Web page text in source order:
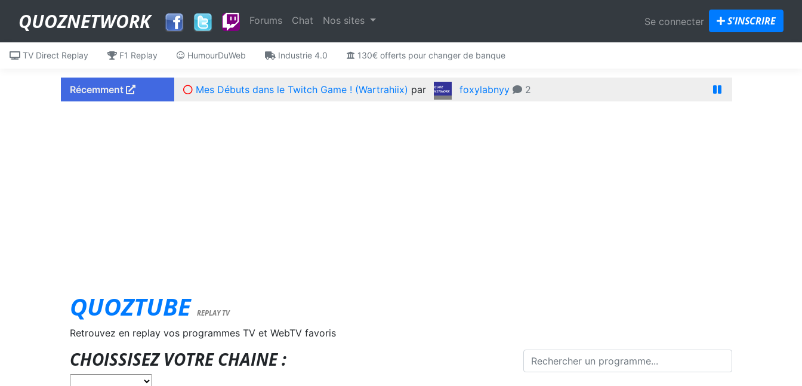
QUOZNETWORK Forums Chat Nos sites Se connecter S'INSCRIRE
TV Direct Replay F1 Replay HumourDuWeb Industrie 4.0 130€ offerts pour changer de banque
Récemment Mes Débuts dans le Twitch Game ! (Wartrahiix) par foxylabnyy 2
QUOZTUBE REPLAY TV
Retrouvez en replay vos programmes TV et WebTV favoris
CHOISSISEZ VOTRE CHAINE :